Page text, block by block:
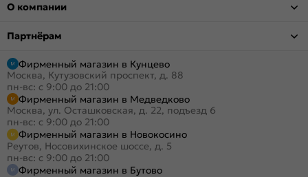
О компании
Партнёрам
Фирменный магазин в Кунцево
Москва, Кутузовский проспект, д. 88
пн-вс: с 9:00 до 21:00
Фирменный магазин в Медведково
Москва, ул. Осташковская, д. 22, подъезд 6
пн-вс: с 9:00 до 21:00
Фирменный магазин в Новокосино
Реутов, Носовихинское шоссе, д. 5
пн-вс: с 9:00 до 21:00
Фирменный магазин в Бутово